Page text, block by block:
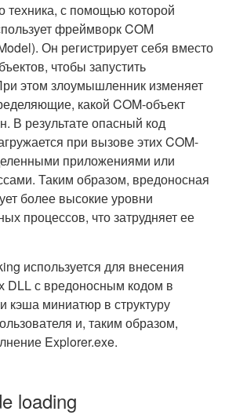
техника, с помощью которой
фреймворк COM
Он регистрирует себя вместо
чтобы запустить
этом злоумышленник изменяет
какой COM-объект
В результате опасный код
при вызове этих COM-
приложениями или
Таким образом, вредоносная
более высокие уровни
процессов, что затрудняет ее
используется для внесения
с вредоносным кодом в
кэша миниатюр в структуру
и, таким образом,
Explorer.exe.
loading